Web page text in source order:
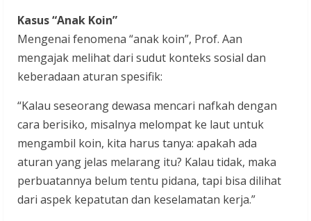
Kasus “Anak Koin”
Mengenai fenomena “anak koin”, Prof. Aan
mengajak melihat dari sudut konteks sosial dan
keberadaan aturan spesifik:
“Kalau seseorang dewasa mencari nafkah dengan
cara berisiko, misalnya melompat ke laut untuk
mengambil koin, kita harus tanya: apakah ada
aturan yang jelas melarang itu? Kalau tidak, maka
perbuatannya belum tentu pidana, tapi bisa dilihat
dari aspek kepatutan dan keselamatan kerja.”